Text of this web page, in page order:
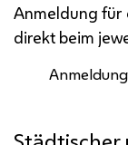
Anmeldung
direkt beim